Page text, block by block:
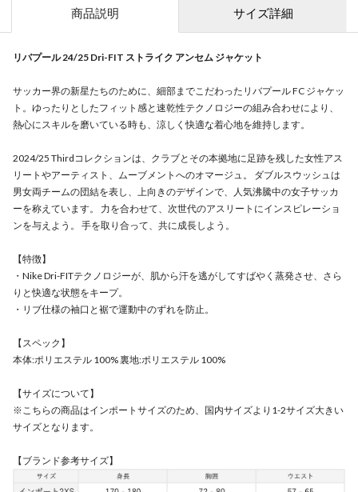
商品説明 サイズ詳細
リバプール 24/25 Dri-FIT ストライク アンセム ジャケット
サッカー界の新星たちのために、細部までこだわったリバプール FC ジャケッ
ト。ゆったりとしたフィット感と速乾性テクノロジーの組み合わせにより、
熱心にスキルを磨いている時も、涼しく快適な着心地を維持します。
2024/25 Thirdコレクションは、クラブとその本拠地に足跡を残した女性アス
リートやアーティスト、ムーブメントへのオマージュ。 ダブルスウッシュは
男女両チームの団結を表し、上向きのデザインで、人気沸騰中の女子サッカ
ーを称えています。 力を合わせて、次世代のアスリートにインスピレーショ
ンを与えよう。 手を取り合って、共に成長しよう。
【特徴】
・Nike Dri-FITテクノロジーが、肌から汗を逃がしてすばやく蒸発させ、さら
りと快適な状態をキープ。
・リブ仕様の袖口と裾で運動中のずれを防止。
【スペック】
本体:ポリエステル 100% 裏地:ポリエステル 100%
【サイズについて】
※こちらの商品はインポートサイズのため、国内サイズより1-2サイズ大きい
サイズとなります。
【ブランド参考サイズ】